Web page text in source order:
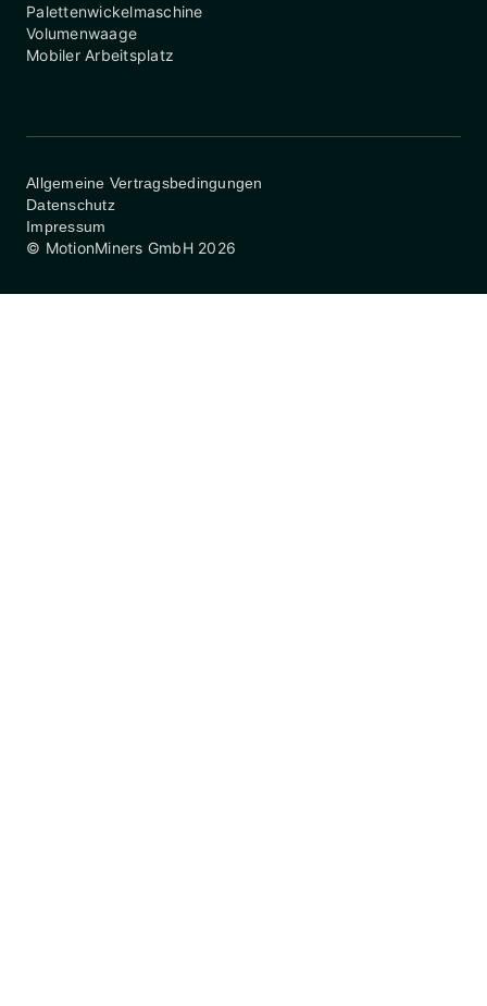
Palettenwickelmaschine
Volumenwaage
Mobiler Arbeitsplatz
© MotionMiners GmbH 2026
Impressum
Datenschutz
Allgemeine Vertragsbedingungen